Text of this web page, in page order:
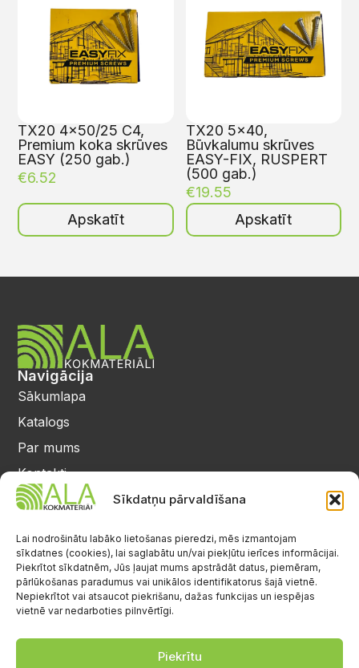
Sīkdatņu pārvaldīšana
Lai nodrošinātu labāko lietošanas pieredzi, mēs izmantojam
sīkdatnes (cookies), lai saglabātu un/vai piekļūtu ierīces informācijai.
Piekrītot sīkdatnēm, Jūs ļaujat mums apstrādāt datus, piemēram,
pārlūkošanas paradumus vai unikālos identifikatorus šajā vietnē.
Nepiekrītot vai atsaucot piekrišanu, dažas funkcijas un iespējas
vietnē var nedarboties pilnvērtīgi.
Piekrītu
TX20 4×50/25 C4,
Premium koka skrūves
EASY (250 gab.)
€6.52
Apskatīt
TX20 5×40,
Būvkalumu skrūves
EASY-FIX, RUSPERT
(500 gab.)
€19.55
Apskatīt
Navigācija
Sākumlapa
Katalogs
Par mums
Kontakti
Privātuma politika
25 64 17 98
info@alalignea.lv
Daugavas iela 28, Mārupe
Facebook